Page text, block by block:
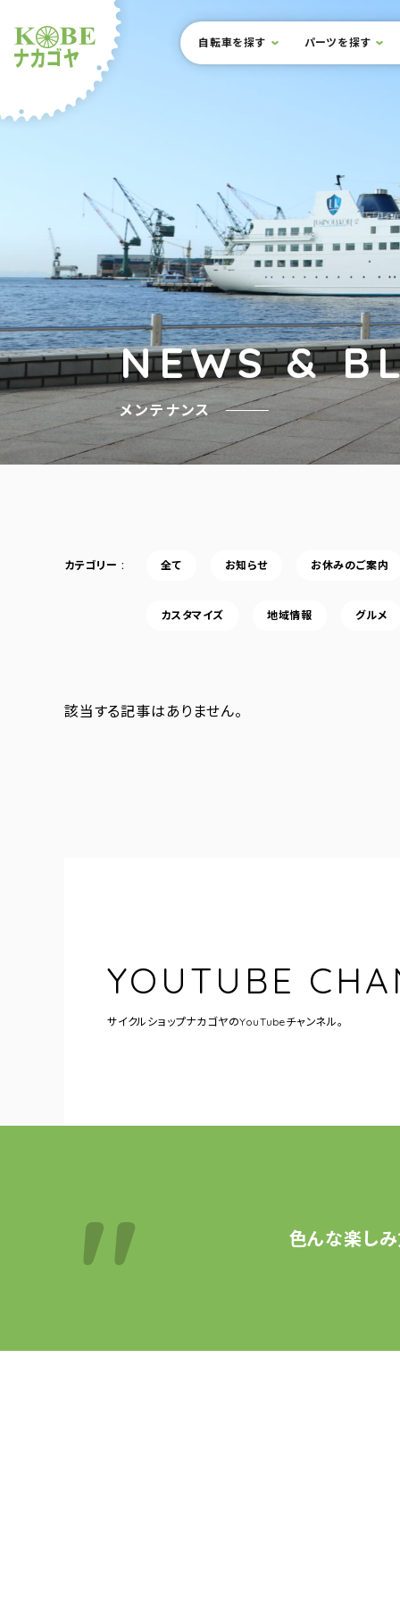
サイト内メニュー
本文までスキップ
自転車を探す パーツを探す
NEWS &
メンテナンス
カテゴリー 全て お知らせ お休みのご案内
カスタマイズ 地域情報 グルメ
該当する記事はありません。
YOUTUBE
サイクルショップナカゴヤのYouTubeチャンネル。
色んな楽し